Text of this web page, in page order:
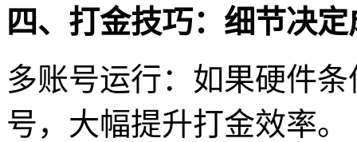
四、打金技巧：细节决定
多账号运行：如果硬件
号，大幅提升打金效率。